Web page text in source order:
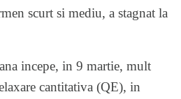
scurt si mediu, a stagnat la
incepe, in 9 martie, mult
cantitativa (QE), in